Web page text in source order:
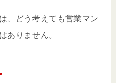
、どう考えても営業マン
ありません。